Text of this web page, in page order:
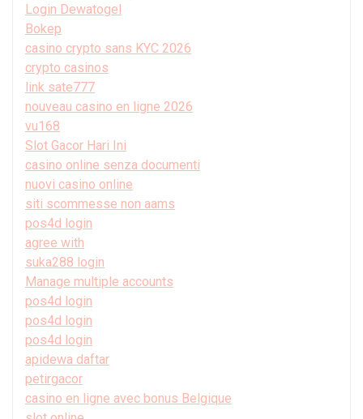
Login Dewatogel
Bokep
casino crypto sans KYC 2026
crypto casinos
link sate777
nouveau casino en ligne 2026
vu168
Slot Gacor Hari Ini
casino online senza documenti
nuovi casino online
siti scommesse non aams
pos4d login
agree with
suka288 login
Manage multiple accounts
pos4d login
pos4d login
pos4d login
apidewa daftar
petirgacor
casino en ligne avec bonus Belgique